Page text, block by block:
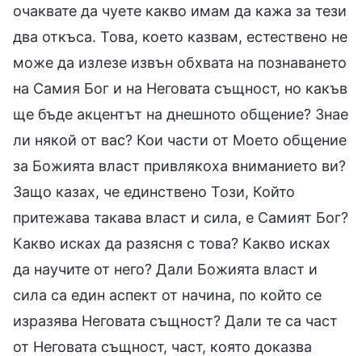
очаквате да чуете какво имам да кажа за тези
два откъса. Това, което казвам, естествено не
може да излезе извън обхвата на познаването
на Самия Бог и на Неговата същност, но какъв
ще бъде акцентът на днешното общение? Знае
ли някой от вас? Кои части от Моето общение
за Божията власт привлякоха вниманието ви?
Защо казах, че единствено Този, Който
притежава такава власт и сила, е Самият Бог?
Какво исках да разясня с това? Какво исках
да научите от него? Дали Божията власт и
сила са един аспект от начина, по който се
изразява Неговата същност? Дали те са част
от Неговата същност, част, която доказва